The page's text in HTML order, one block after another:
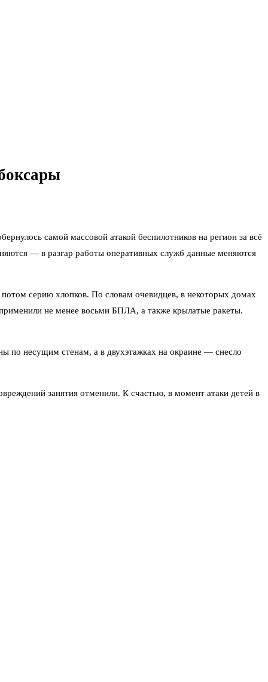
самой массовой атакой беспилотников на регион за всё
— в разгар работы оперативных служб данные меняются
серию хлопков. По словам очевидцев, в некоторых домах
не менее восьми БПЛА, а также крылатые ракеты.
по несущим стенам, а в двухэтажках на окраине — снесло
занятия отменили. К счастью, в момент атаки детей в